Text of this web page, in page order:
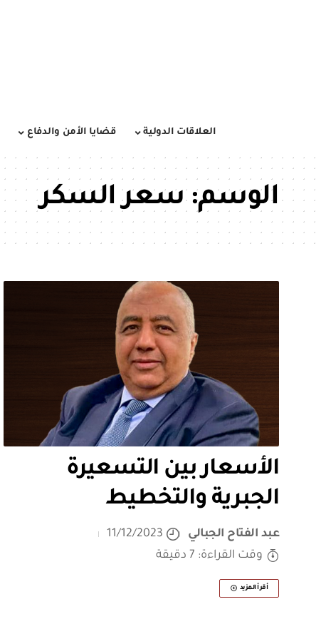
العلاقات الدولية قضايا الأمن والدفاع
الوسم:سعر السكر
الأسعار بين التسعيرة
الجبرية والتخطيط
عبد الفتاح الجبالي
11/12/2023
وقت القراءة: 7 دقيقة
أقرأ المزيد